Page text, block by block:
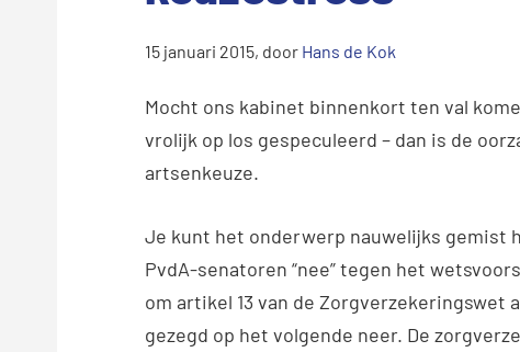
15 januari 2015, door Hans de Kok
Mocht ons kabinet binnenkort ten val
vrolijk op los gespeculeerd – dan is de
artsenkeuze.
Je kunt het onderwerp nauwelijks gemist
PvdA-senatoren “nee” tegen het
om artikel 13 van de Zorgverzekeringswet
gezegd op het volgende neer. De